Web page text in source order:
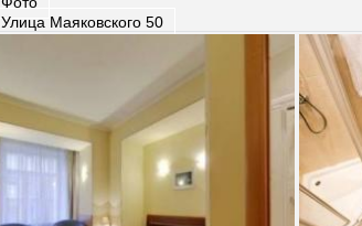
Улица Маяковского 50